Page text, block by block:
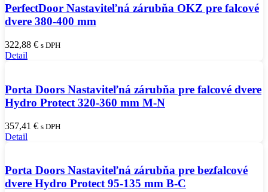
PerfectDoor Nastaviteľná zárubňa OKZ pre falcové
dvere 380-400 mm
322,88 € s DPH
Detail
Porta Doors Nastaviteľná zárubňa pre falcové dvere
Hydro Protect 320-360 mm M-N
357,41 € s DPH
Detail
Porta Doors Nastaviteľná zárubňa pre bezfalcové
dvere Hydro Protect 95-135 mm B-C